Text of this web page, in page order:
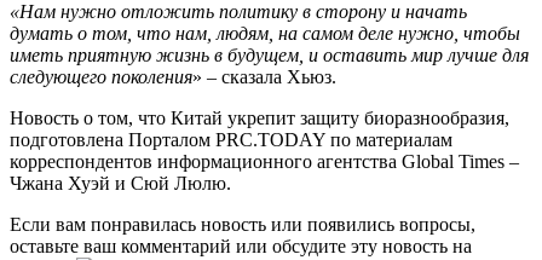
«Нам нужно отложить политику в сторону и начать
думать о том, что нам, людям, на самом деле нужно, чтобы
иметь приятную жизнь в будущем, и оставить мир лучше для
следующего поколения» – сказала Хьюз.
Новость о том, что Китай укрепит защиту биоразнообразия,
подготовлена Порталом PRC.TODAY по материалам
корреспондентов информационного агентства Global Times –
Чжана Хуэй и Сюй Люлю.
Если вам понравилась новость или появились вопросы,
оставьте ваш комментарий или обсудите эту новость на